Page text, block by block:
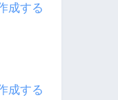
成する
成する